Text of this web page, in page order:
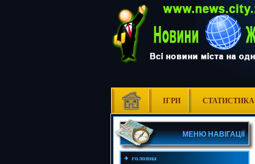
ІГРИ СТАТИСТИКА
МЕНЮ НАВІГАЦІЇ
головна